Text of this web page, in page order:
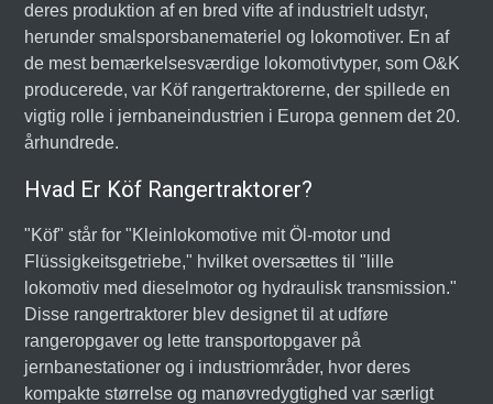
deres produktion af en bred vifte af industrielt udstyr,
herunder smalsporsbanemateriel og lokomotiver. En af
de mest bemærkelsesværdige lokomotivtyper, som O&K
producerede, var Köf rangertraktorerne, der spillede en
vigtig rolle i jernbaneindustrien i Europa gennem det 20.
århundrede.
Hvad Er Köf Rangertraktorer?
"Köf" står for "Kleinlokomotive mit Öl-motor und
Flüssigkeitsgetriebe," hvilket oversættes til "lille
lokomotiv med dieselmotor og hydraulisk transmission."
Disse rangertraktorer blev designet til at udføre
rangeropgaver og lette transportopgaver på
jernbanestationer og i industriområder, hvor deres
kompakte størrelse og manøvredygtighed var særligt